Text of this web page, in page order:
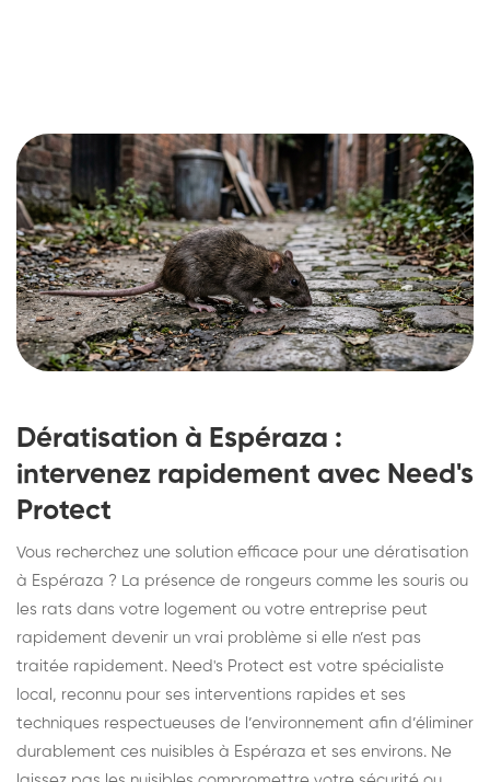
Dératisation à Espéraza :
intervenez rapidement avec Need's
Protect
Vous recherchez une solution efficace pour une dératisation
à Espéraza ? La présence de rongeurs comme les souris ou
les rats dans votre logement ou votre entreprise peut
rapidement devenir un vrai problème si elle n’est pas
traitée rapidement. Need's Protect est votre spécialiste
local, reconnu pour ses interventions rapides et ses
techniques respectueuses de l’environnement afin d’éliminer
durablement ces nuisibles à Espéraza et ses environs. Ne